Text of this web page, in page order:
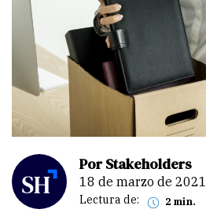
Por Stakeholders
18 de marzo de 2021
Lectura de: 2 min.